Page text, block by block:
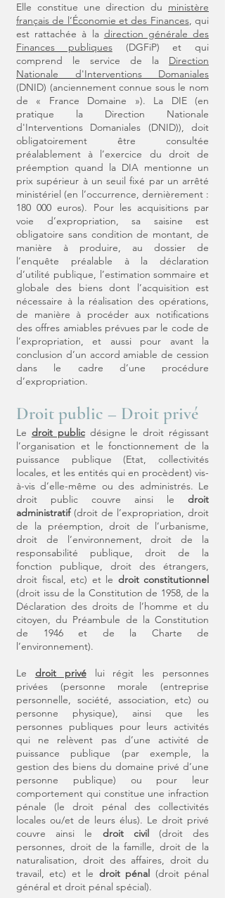
Elle constitue une direction du ministère
français de l’Économie et des Finances, qui
est rattachée à la direction générale des
Finances publiques(DGFiP) et qui
comprend le service de la Direction
Nationale d'Interventions Domaniales
(DNID) (anciennement connue sous le nom
de « France Domaine »). La DIE (en
pratique la Direction Nationale
d'Interventions Domaniales (DNID)), doit
obligatoirement être consultée
préalablement à l’exercice du droit de
préemption quand la DIA mentionne un
prix supérieur à un seuil fixé par un arrêté
ministériel (en l’occurrence, dernièrement :
180 000 euros). Pour les acquisitions par
voie d’expropriation, sa saisine est
obligatoire sans condition de montant, de
manière à produire, au dossier de
l’enquête préalable à la déclaration
d’utilité publique, l’estimation sommaire et
globale des biens dont l’acquisition est
nécessaire à la réalisation des opérations,
de manière à procéder aux notifications
des offres amiables prévues par le code de
l’expropriation, et aussi pour avant la
conclusion d’un accord amiable de cession
dans le cadre d’une procédure
d’expropriation.
Droit public – Droit privé
Le droit publicdésigne le droit régissant
l’organisation et le fonctionnement de la
puissance publique (Etat, collectivités
locales, et les entités qui en procèdent) vis-
à-vis d’elle-même ou des administrés. Le
droit public couvre ainsi le droit
administratif (droit de l’expropriation, droit
de la préemption, droit de l’urbanisme,
droit de l’environnement, droit de la
responsabilité publique, droit de la
fonction publique, droit des étrangers,
droit fiscal, etc) et le droit constitutionnel
(droit issu de la Constitution de 1958, de la
Déclaration des droits de l’homme et du
citoyen, du Préambule de la Constitution
de 1946 et de la Charte de
l’environnement).
Le droit privélui régit les personnes
privées (personne morale (entreprise
personnelle, société, association, etc) ou
personne physique), ainsi que les
personnes publiques pour leurs activités
qui ne relèvent pas d’une activité de
puissance publique (par exemple, la
gestion des biens du domaine privé d’une
personne publique) ou pour leur
comportement qui constitue une infraction
pénale (le droit pénal des collectivités
locales ou/et de leurs élus). Le droit privé
couvre ainsi le droit civil(droit des
personnes, droit de la famille, droit de la
naturalisation, droit des affaires, droit du
travail, etc) et le droit pénal (droit pénal
général et droit pénal spécial).